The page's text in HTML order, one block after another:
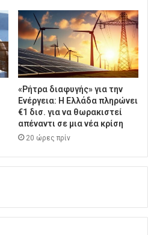
«Ρήτρα διαφυγής» για την
Ενέργεια: Η Ελλάδα πληρώνει
€1 δισ. για να θωρακιστεί
απέναντι σε μια νέα κρίση
20 ώρες πρίν